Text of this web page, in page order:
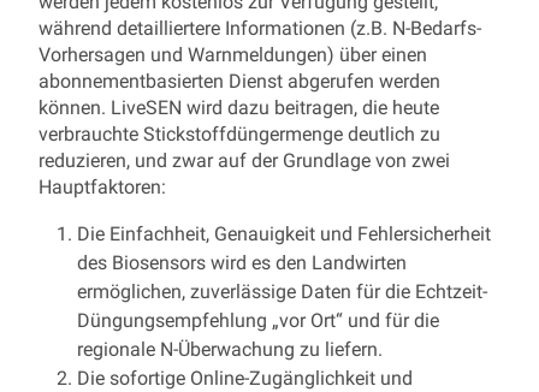
während detailliertere Informationen (z.B. N-Bedarfs-
Vorhersagen und Warnmeldungen) über einen
abonnementbasierten Dienst abgerufen werden
können. LiveSEN wird dazu beitragen, die heute
verbrauchte Stickstoffdüngermenge deutlich zu
reduzieren, und zwar auf der Grundlage von zwei
Hauptfaktoren:
Die Einfachheit, Genauigkeit und Fehlersicherheit
des Biosensors wird es den Landwirten
ermöglichen, zuverlässige Daten für die Echtzeit-
Düngungsempfehlung „vor Ort“ und für die
regionale N-Überwachung zu liefern.
Die sofortige Online-Zugänglichkeit und